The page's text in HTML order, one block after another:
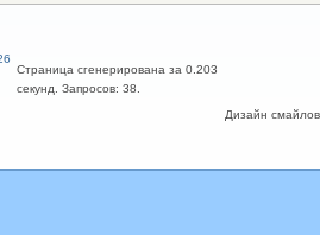
Дизайн
Страница сгенерирована за 0.203
секунд. Запросов: 38.